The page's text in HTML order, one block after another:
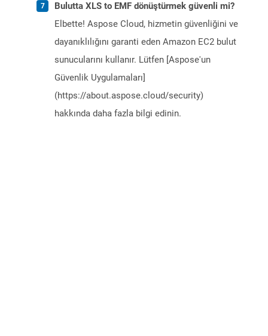
Bulutta XLS to EMF dönüştürmek güvenli mi?
Elbette! Aspose Cloud, hizmetin güvenliğini ve
dayanıklılığını garanti eden Amazon EC2 bulut
sunucularını kullanır. Lütfen [Aspose'un
Güvenlik Uygulamaları]
(https://about.aspose.cloud/security)
hakkında daha fazla bilgi edinin.